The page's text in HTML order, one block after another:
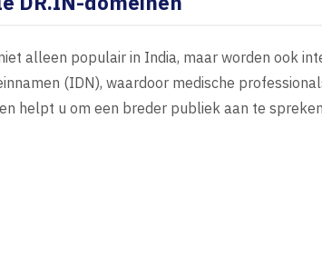
alleen populair in India, maar worden ook
(IDN), waardoor medische
helpt u om een breder publiek aan te